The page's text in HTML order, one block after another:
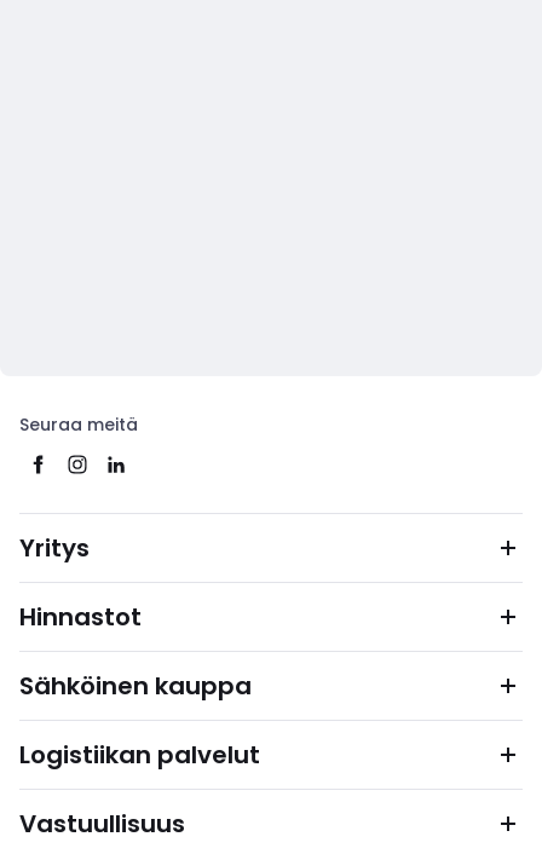
Seuraa meitä
Yritys
Hinnastot
Sähköinen kauppa
Logistiikan palvelut
Vastuullisuus